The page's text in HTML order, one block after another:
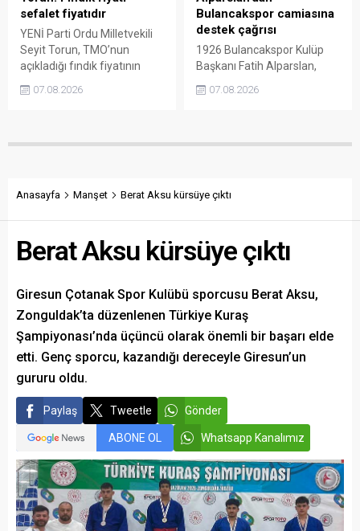
çağırdı.
sefalet fiyatıdır
YENİ Parti Ordu Milletvekili
Seyit Torun, TMO’nun
açıkladığı fındık fiyatının
karşılamadığını söyledi.
“Üreticinin alın terini yabancı
07.08.2026
Bulancakspor camiasına
destek çağrısı
1926 Bulancakspor Kulüp
Başkanı Fatih Alparslan,
tesisleşmeden kurumsal
attıklarını belirterek iş
taraftarları kulübe destek
07.08.2026
Anasayfa Manşet Berat Aksu kürsüye çıktı
Berat Aksu kürsüye çıktı
Giresun Çotanak Spor Kulübü sporcusu Berat Aksu,
Zonguldak’ta düzenlenen Türkiye Kuraş
Şampiyonası’nda üçüncü olarak önemli bir başarı elde
etti. Genç sporcu, kazandığı dereceyle Giresun’un
gururu oldu.
Paylaş Tweetle Gönder
ABONE OL Whatsapp Kanalımız